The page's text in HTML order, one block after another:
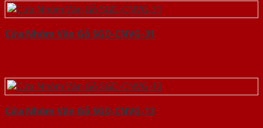
Cửa Nhôm Vân Gỗ SGD-CNVG-31
Cửa Nhôm Vân Gỗ SGD-CNVG-13